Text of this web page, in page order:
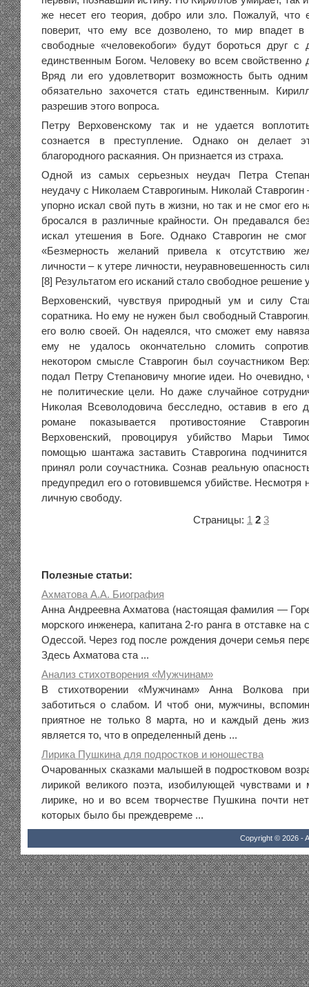
же несет его теория, добро или зло. Пожалуй, что
поверит, что ему все дозволено, то мир впадет
свободные «человекобоги» будут бороться друг с
единственным Богом. Человеку во всем свойственно
Вряд ли его удовлетворит возможность быть
обязательно захочется стать единственным.
разрешив этого вопроса.
Петру Верховенскому так и не удается
сознается в преступление. Однако он делает
благородного раскаяния. Он признается из страха.
Одной из самых серьезных неудач Петра
неудачу с Николаем Ставрогиным. Николай Ставрогин
упорно искал свой путь в жизни, но так и не смог его
бросался в различные крайности. Он предавался
искал утешения в Боге. Однако Ставрогин не
«Безмерность желаний привела к отсутствию
личности – к утере личности, неуравновешенность
[8] Результатом его исканий стало свободное решение
Верховенский, чувствуя природный ум и силу
соратника. Но ему не нужен был свободный
его волю своей. Он надеялся, что сможет ему
ему не удалось окончательно сломить
некотором смысле Ставрогин был соучастником
подал Петру Степановичу многие идеи. Но очевидно,
не политические цели. Но даже случайное
Николая Всеволодовича бесследно, оставив в
романе показывается противостояние
Верховенский, провоцируя убийство Марьи
помощью шантажа заставить Ставрогина
принял роли соучастника. Сознав реальную
предупредил его о готовившемся убийстве. Несмотря
личную свободу.
Страницы: 1 2 3
Полезные статьи:
Ахматова А.А. Биография
Анна Андреевна Ахматова (настоящая фамилия —
морского инженера, капитана 2-го ранга в отставке
Одессой. Через год после рождения дочери семья
Здесь Ахматова ста ...
Анализ стихотворения «Мужчинам»
В стихотворении «Мужчинам» Анна Волкова
заботиться о слабом. И чтоб они, мужчины,
приятное не только 8 марта, но и каждый день
является то, что в определенный день ...
Лирика Пушкина для подростков и юношества
Очарованных сказками малышей в подростковом
лирикой великого поэта, изобилующей чувствами
лирике, но и во всем творчестве Пушкина почти
которых было бы преждевреме ...
Copyright © 2026 -